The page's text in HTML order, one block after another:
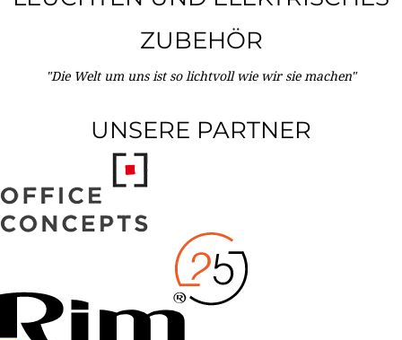
ZUBEHÖR
"Die Welt um uns ist so lichtvoll wie wir sie machen"
UNSERE PARTNER